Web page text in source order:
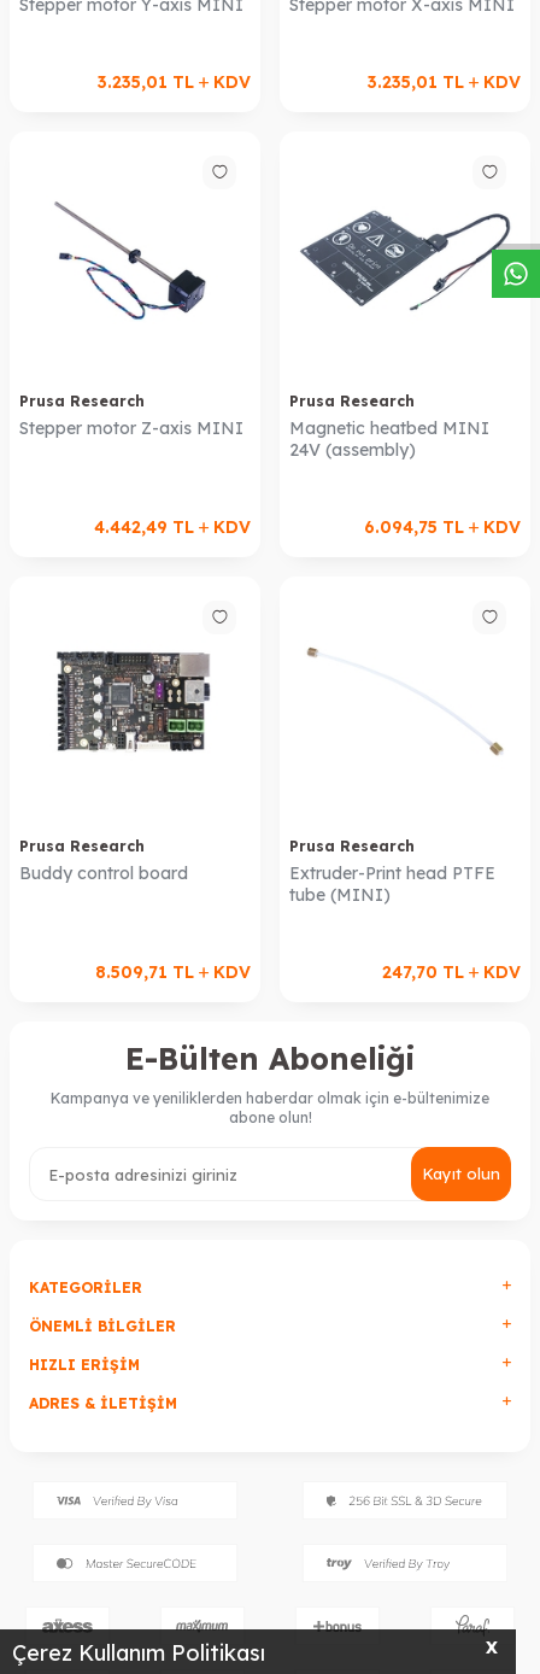
W
h
a
s
a
p
p
D
e
s
t
e
H
a
t
t
X
Çerez Kullanım Politikası
Stepper motor Y-axis MINI
3.235,01 TL KDV
Stepper motor X-axis MINI
3.235,01 TL KDV
Prusa Research
Stepper motor Z-axis MINI
4.442,49 TL KDV
Prusa Research
Magnetic heatbed MINI
24V (assembly)
6.094,75 TL KDV
Prusa Research
Buddy control board
8.509,71 TL KDV
Prusa Research
Extruder-Print head PTFE
tube (MINI)
247,70 TL KDV
E-Bülten Aboneliği
Kampanya ve yeniliklerden haberdar olmak için e-bültenimize
abone olun!
Kayıt olun
KATEGORILER
ÖNEMLI BILGILER
HIZLI ERIŞIM
ADRES & İLETIŞIM